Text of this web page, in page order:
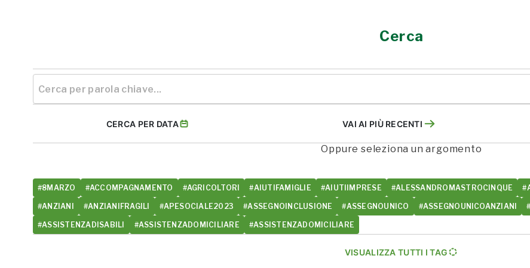
Cerca
CERCA PER DATA VAI AI PIÙ RECENTI
Oppure seleziona un argomento
#8MARZO #ACCOMPAGNAMENTO #AGRICOLTORI #AIUTIFAMIGLIE #AIUTIIMPRESE #ALESSANDROMASTROCINQUE
#ANZIANI #ANZIANIFRAGILI #APESOCIALE2023 #ASSEGNOINCLUSIONE #ASSEGNOUNICO #ASSEGNOUNICOANZIANI
#ASSISTENZADISABILI #ASSISTENZADOMICILIARE #ASSISTENZADOMICILIARE
VISUALIZZA TUTTI I TAG